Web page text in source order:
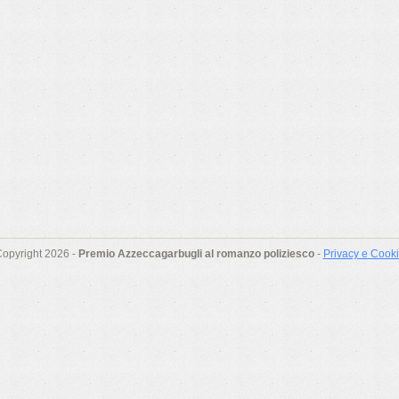
2026 - Premio Azzeccagarbugli al romanzo poliziesco- Privacy e